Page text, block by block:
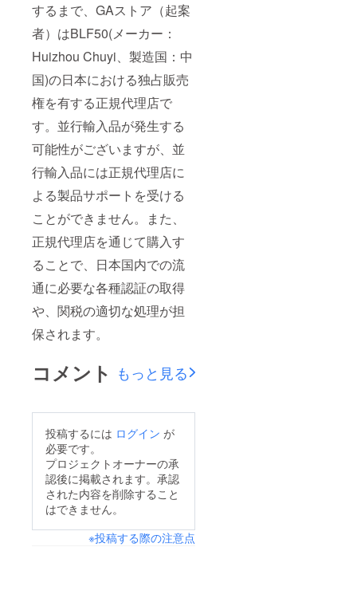
するまで、GAストア（起案
者）はBLF50(メーカー：
Huizhou Chuyi、製造国：中
国)の日本における独占販売
権を有する正規代理店で
す。並行輸入品が発生する
可能性がございますが、並
行輸入品には正規代理店に
よる製品サポートを受ける
ことができません。また、
正規代理店を通じて購入す
ることで、日本国内での流
通に必要な各種認証の取得
や、関税の適切な処理が担
保されます。
コメント もっと見る
投稿するには ログイン が
必要です。
プロジェクトオーナーの承
認後に掲載されます。承認
された内容を削除すること
はできません。
※投稿する際の注意点